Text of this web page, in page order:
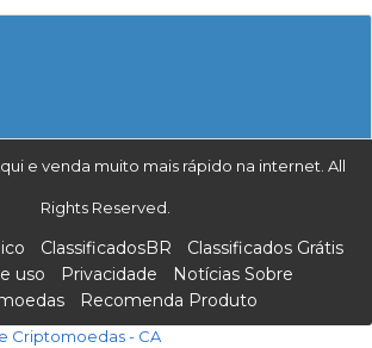
e venda muito mais rápido na internet. All
Rights Reserved.
ClassificadosBR
Classificados Grátis
uso
Privacidade
Notícias Sobre
Recomenda Produto
Criptomoedas - CA